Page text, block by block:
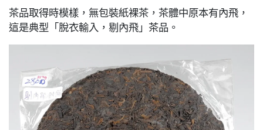
茶品取得時模樣，無包裝紙裸茶，茶體中原本有內飛，
這是典型「脫衣輸入，剔內飛」茶品。